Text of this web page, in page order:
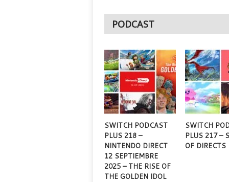
PODCAST
SWITCH PODCAST
PLUS 218 –
NINTENDO DIRECT
12 SEPTIEMBRE
2025 – THE RISE OF
THE GOLDEN IDOL
SWITCH
PLUS 217 –
OF DIRECTS